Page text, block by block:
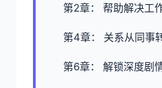
第2章： 帮助解决工
第4章： 关系从同事
第6章： 解锁深度剧